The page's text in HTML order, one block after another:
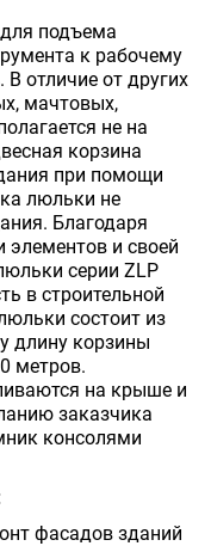
подъема
к рабочему
отличие от других
мачтовых,
не на
корзина
при помощи
люльки не
Благодаря
элементов и своей
серии ZLP
в строительной
состоит из
длину корзины
метров.
на крыше и
заказчика
консолями
фасадов зданий